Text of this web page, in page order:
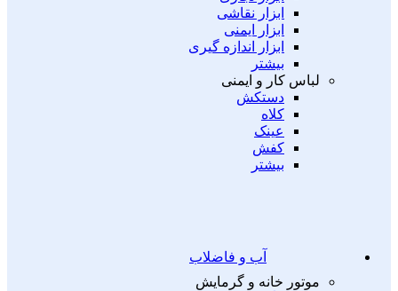
ابزار نقاشی
ابزار ایمنی
ابزار اندازه گیری
بیشتر
لباس کار و ایمنی
دستکش
کلاه
عینک
کفش
بیشتر
آب و فاضلاب
موتور خانه و گرمایش